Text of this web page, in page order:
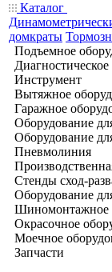
Каталог
домкраты
Подъемное
Инструмент
Вытяжное
Гаражное
Оборудование
Оборудование
Пневмолиния
Стенды сход-
Оборудование
Шиномонтажное
Окрасочное
Моечное
Запчасти